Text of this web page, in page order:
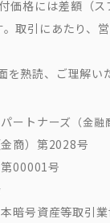
価格には差額（
取引にあたり、
熟読、ご理解い
ートナーズ （金
商）第2028号
00001号
暗号資産等取引